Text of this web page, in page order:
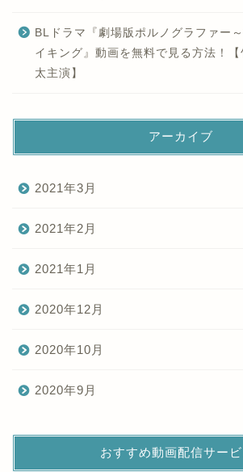
BLドラマ『劇場版ポルノグラファー
イキング』動画を無料で見る方法！
太主演】
アーカイブ
2021年3月
2021年2月
2021年1月
2020年12月
2020年10月
2020年9月
おすすめ動画配信サービ